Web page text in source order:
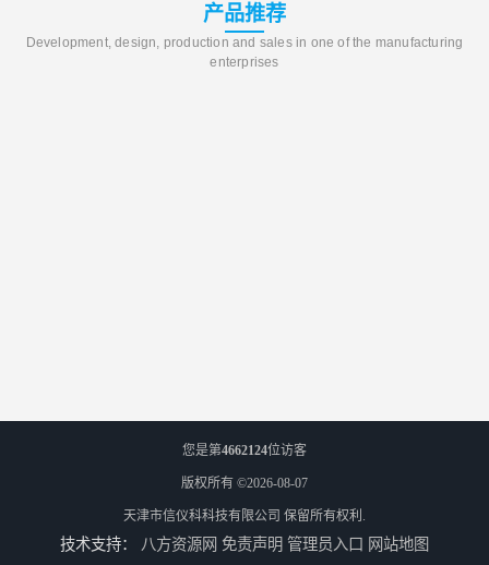
产品推荐
Development, design, production and sales in one of the manufacturing
enterprises
您是第4662124位访客
版权所有 ©2026-08-07
天津市信仪科科技有限公司 保留所有权利.
技术支持： 八方资源网 免责声明 管理员入口 网站地图